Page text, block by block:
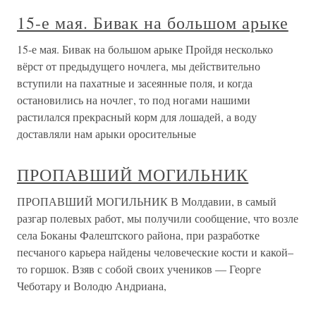
15-е мая. Бивак на большом арыке
15-е мая. Бивак на большом арыке Пройдя несколько
вёрст от предыдущего ночлега, мы действительно
вступили на пахатные и засеянные поля, и когда
остановились на ночлег, то под ногами нашими
растилался прекрасный корм для лошадей, а воду
доставляли нам арыки оросительные
ПРОПАВШИЙ МОГИЛЬНИК
ПРОПАВШИЙ МОГИЛЬНИК В Молдавии, в самый
разгар полевых работ, мы получили сообщение, что возле
села Боканы Фалештского района, при разработке
песчаного карьера найдены человеческие кости и какой–
то горшок. Взяв с собой своих учеников — Георге
Чеботару и Володю Андриана,